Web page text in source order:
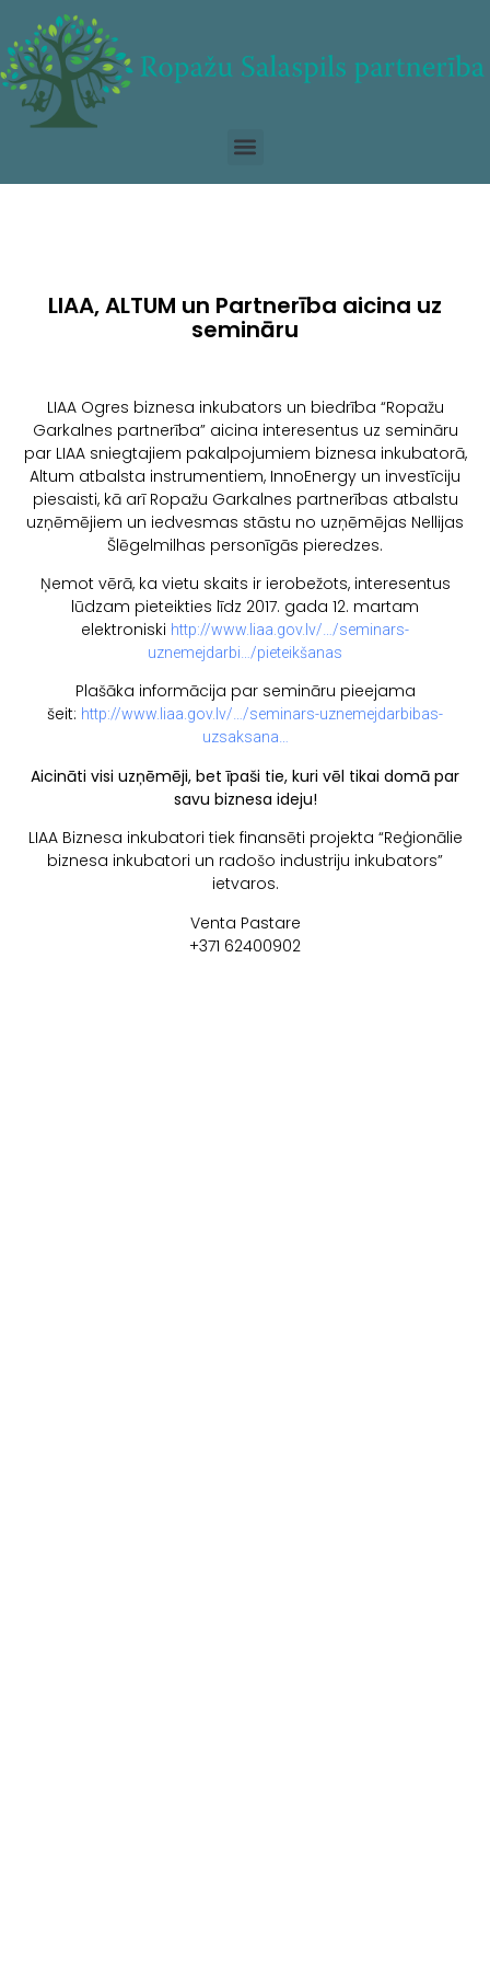
LIAA, ALTUM un Partnerība aicina uz
semināru
LIAA Ogres biznesa inkubators un biedrība “Ropažu
Garkalnes partnerība” aicina interesentus uz semināru
par LIAA sniegtajiem pakalpojumiem biznesa inkubatorā,
Altum atbalsta instrumentiem, InnoEnergy un investīciju
piesaisti, kā arī Ropažu Garkalnes partnerības atbalstu
uzņēmējiem un iedvesmas stāstu no uzņēmējas Nellijas
Šlēgelmilhas personīgās pieredzes.
Ņemot vērā, ka vietu skaits ir ierobežots, interesentus
lūdzam pieteikties līdz 2017. gada 12. martam
elektroniski http://www.liaa.gov.lv/…/seminars-
uznemejdarbi…/pieteikšanas
Plašāka informācija par semināru pieejama
šeit: http://www.liaa.gov.lv/…/seminars-uznemejdarbibas-
uzsaksana…
Aicināti visi uzņēmēji, bet īpaši tie, kuri vēl tikai domā par
savu biznesa ideju!
LIAA Biznesa inkubatori tiek finansēti projekta “Reģionālie
biznesa inkubatori un radošo industriju inkubators”
ietvaros.
Venta Pastare
+371 62400902